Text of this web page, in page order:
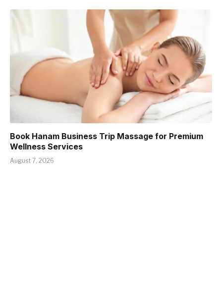
Book Hanam Business Trip Massage for Premium
Wellness Services
August 7, 2026